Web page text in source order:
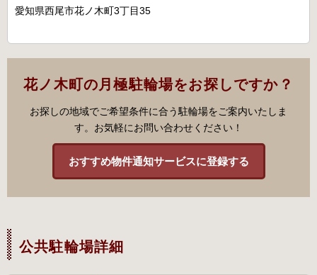
愛知県西尾市花ノ木町3丁目35
花ノ木町の月極駐輪場をお探しですか？
お探しの地域でご希望条件に合う駐輪場をご案内いたしま
す。お気軽にお問い合わせください！
おすすめ物件通知サービスに登録する
公共駐輪場詳細